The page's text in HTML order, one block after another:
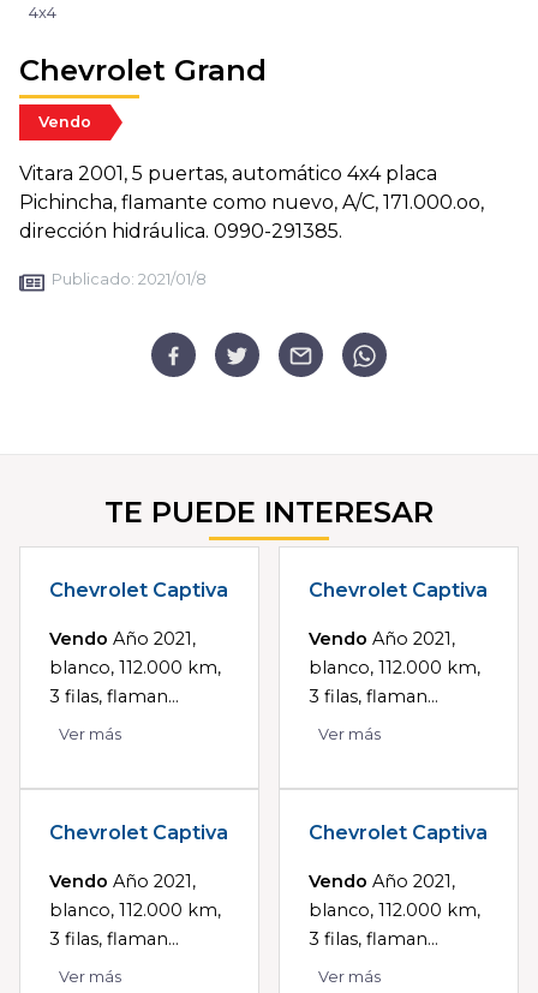
4x4
Chevrolet Grand
Vendo
Vitara 2001, 5 puertas, automático 4x4 placa
Pichincha, flamante como nuevo, A/C, 171.000.oo,
dirección hidráulica. 0990-291385.
Publicado: 2021/01/8
TE PUEDE INTERESAR
Chevrolet Captiva
Vendo Año 2021,
blanco, 112.000 km,
3 filas, flaman...
Ver más
Chevrolet Captiva
Vendo Año 2021,
blanco, 112.000 km,
3 filas, flaman...
Ver más
Chevrolet Captiva
Vendo Año 2021,
blanco, 112.000 km,
3 filas, flaman...
Ver más
Chevrolet Captiva
Vendo Año 2021,
blanco, 112.000 km,
3 filas, flaman...
Ver más